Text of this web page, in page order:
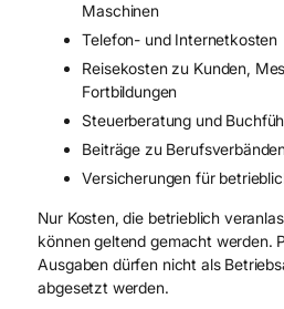
Maschinen
Telefon- und Internetkosten
Reisekosten zu Kunden,
Fortbildungen
Steuerberatung und
Beiträge zu
Versicherungen für
Nur Kosten, die betrieblich
können geltend gemacht werden.
Ausgaben dürfen nicht als
abgesetzt werden.